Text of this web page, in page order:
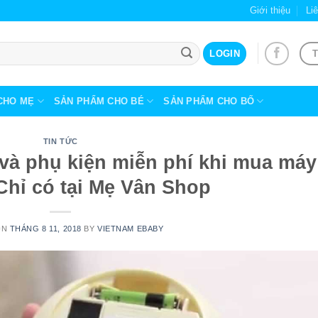
Giới thiệu
LOGIN
MẸ SẢN PHẨM CHO BÉ SẢN PHẨM CHO BỐ
TIN TỨC
phụ kiện miễn phí khi mua máy
có tại Mẹ Vân Shop
THÁNG 8 11, 2018 BYVIETNAM EBABY